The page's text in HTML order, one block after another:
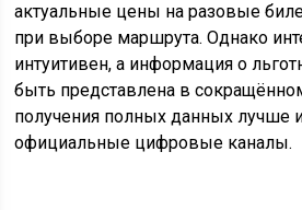
актуальные цены на разовые
при выборе маршрута. Однако
интуитивен, а информация о
быть представлена в
получения полных данных лучше
официальные цифровые каналы.